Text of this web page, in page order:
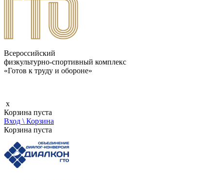
Всероссийский
физкультурно-спортивный комплекс
«Готов к труду и обороне»
x
Корзина пуста
Вход \ Корзина
Корзина пуста